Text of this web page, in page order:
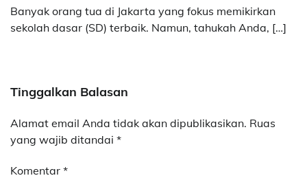
Banyak orang tua di Jakarta yang fokus memikirkan
sekolah dasar (SD) terbaik. Namun, tahukah Anda, […]
Tinggalkan Balasan
Alamat email Anda tidak akan dipublikasikan. Ruas
yang wajib ditandai *
Komentar *